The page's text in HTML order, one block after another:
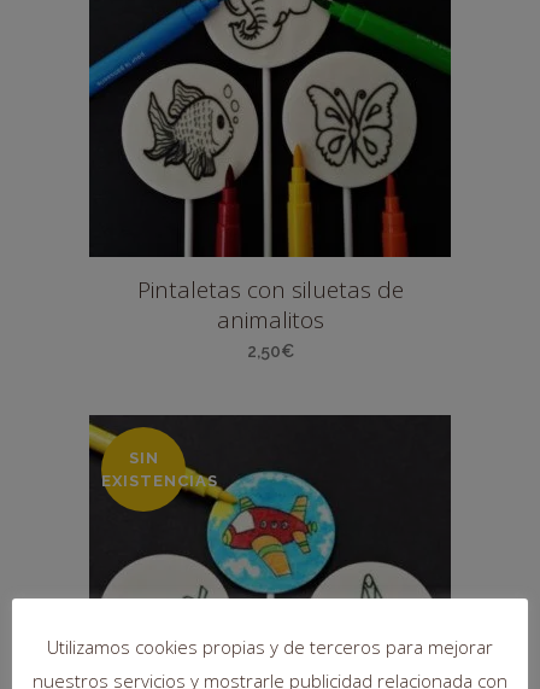
Pintaletas con siluetas de
animalitos
2,50€
SIN
EXISTENCIAS
Utilizamos cookies propias y de terceros para mejorar
nuestros servicios y mostrarle publicidad relacionada con